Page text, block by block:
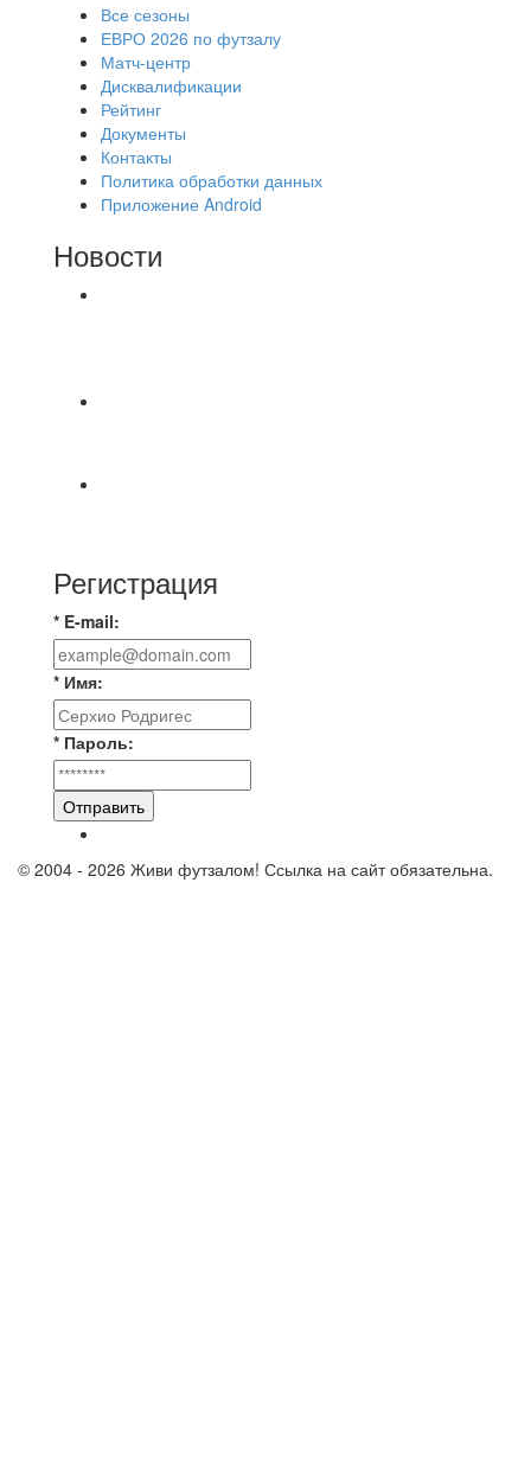
Все сезоны
ЕВРО 2026 по футзалу
Матч-центр
Дисквалификации
Рейтинг
Документы
Контакты
Политика обработки данных
Приложение Android
Новости
Регистрация
* E-mail:
* Имя:
* Пароль:
Отправить
© 2004 - 2026 Живи футзалом! Ссылка на сайт обязательна.